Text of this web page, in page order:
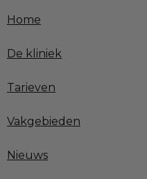
Home
De kliniek
Tarieven
Vakgebieden
Nieuws